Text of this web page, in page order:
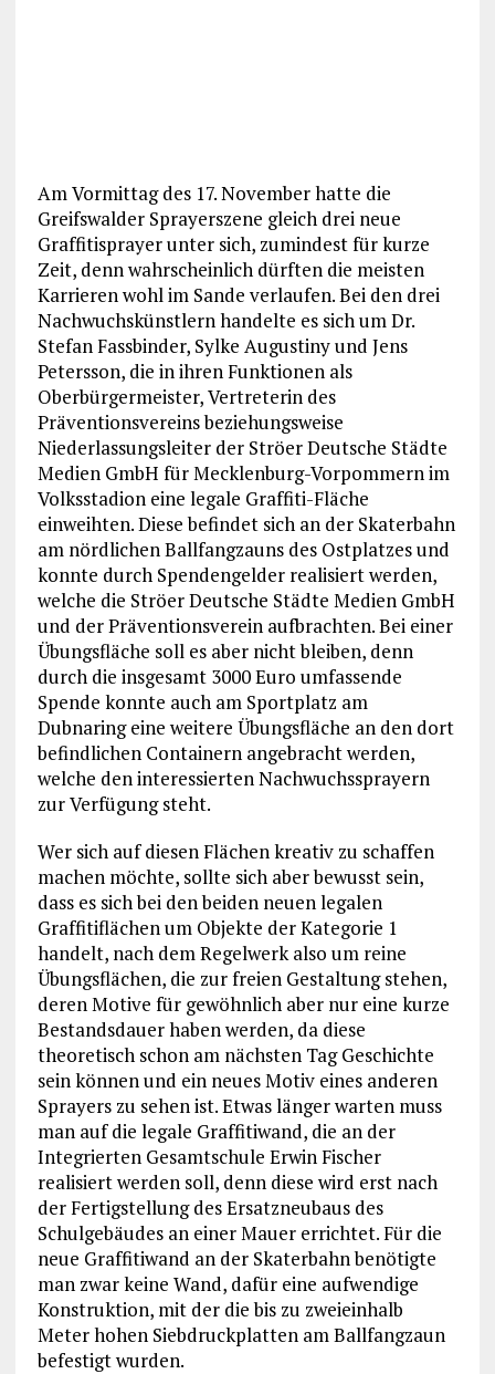
Am Vormittag des 17. November hatte die
Greifswalder Sprayerszene gleich drei neue
Graffitisprayer unter sich, zumindest für kurze
Zeit, denn wahrscheinlich dürften die meisten
Karrieren wohl im Sande verlaufen. Bei den drei
Nachwuchskünstlern handelte es sich um Dr.
Stefan Fassbinder, Sylke Augustiny und Jens
Petersson, die in ihren Funktionen als
Oberbürgermeister, Vertreterin des
Präventionsvereins beziehungsweise
Niederlassungsleiter der Ströer Deutsche Städte
Medien GmbH für Mecklenburg-Vorpommern im
Volksstadion eine legale Graffiti-Fläche
einweihten. Diese befindet sich an der Skaterbahn
am nördlichen Ballfangzauns des Ostplatzes und
konnte durch Spendengelder realisiert werden,
welche die Ströer Deutsche Städte Medien GmbH
und der Präventionsverein aufbrachten. Bei einer
Übungsfläche soll es aber nicht bleiben, denn
durch die insgesamt 3000 Euro umfassende
Spende konnte auch am Sportplatz am
Dubnaring eine weitere Übungsfläche an den dort
befindlichen Containern angebracht werden,
welche den interessierten Nachwuchssprayern
zur Verfügung steht.
Wer sich auf diesen Flächen kreativ zu schaffen
machen möchte, sollte sich aber bewusst sein,
dass es sich bei den beiden neuen legalen
Graffitiflächen um Objekte der Kategorie 1
handelt, nach dem Regelwerk also um reine
Übungsflächen, die zur freien Gestaltung stehen,
deren Motive für gewöhnlich aber nur eine kurze
Bestandsdauer haben werden, da diese
theoretisch schon am nächsten Tag Geschichte
sein können und ein neues Motiv eines anderen
Sprayers zu sehen ist. Etwas länger warten muss
man auf die legale Graffitiwand, die an der
Integrierten Gesamtschule Erwin Fischer
realisiert werden soll, denn diese wird erst nach
der Fertigstellung des Ersatzneubaus des
Schulgebäudes an einer Mauer errichtet. Für die
neue Graffitiwand an der Skaterbahn benötigte
man zwar keine Wand, dafür eine aufwendige
Konstruktion, mit der die bis zu zweieinhalb
Meter hohen Siebdruckplatten am Ballfangzaun
befestigt wurden.